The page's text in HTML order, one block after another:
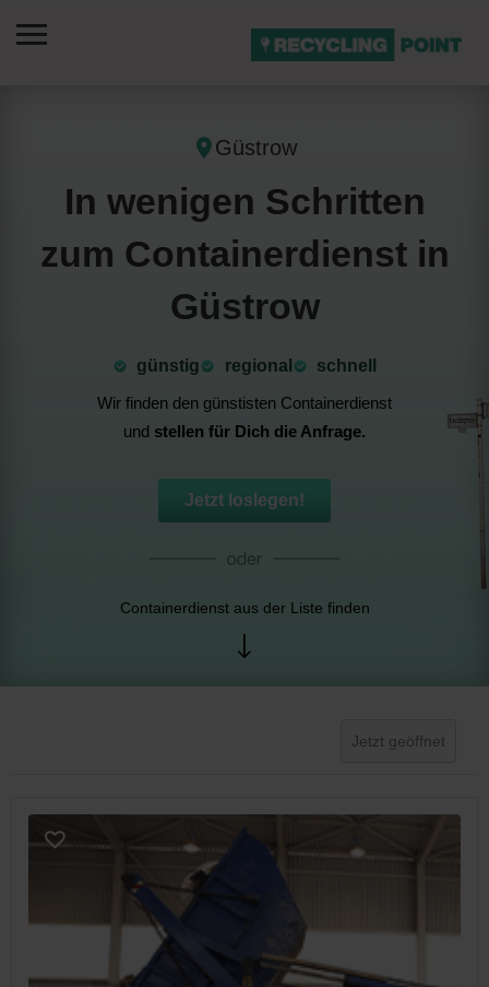
Güstrow
In wenigen Schritten
zum Containerdienst in
Güstrow
günstig ⁠regional
schnell
Wir finden den günstisten Containerdienst
und stellen für Dich die Anfrage.
Jetzt loslegen!
Containerdienst aus der Liste finden
Jetzt geöffnet